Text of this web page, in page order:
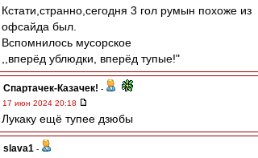
Кстати,странно,сегодня 3 гол румын похоже из
офсайда был.
Вспомнилось мусорское
,,вперёд ублюдки, вперёд тупые!"
Спартачек-Казачек! -
17 июн 2024 20:18
Лукаку ещё тупее дзюбы
slava1 -